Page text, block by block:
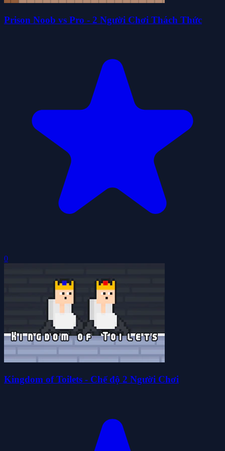
Prison Noob vs Pro - 2 Người Chơi Thách Thức
0
Kingdom of Toilets - Chế độ 2 Người Chơi